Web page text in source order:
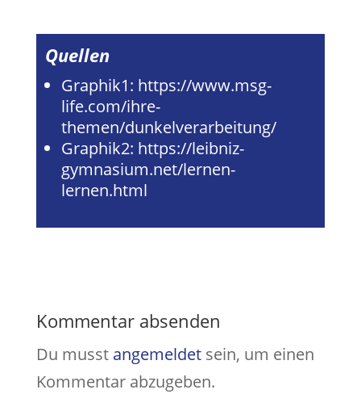
Quellen
Graphik1: https://www.msg-
life.com/ihre-
themen/dunkelverarbeitung/
Graphik2: https://leibniz-
gymnasium.net/lernen-
lernen.html
Kommentar absenden
Du musst angemeldetsein, um einen
Kommentar abzugeben.